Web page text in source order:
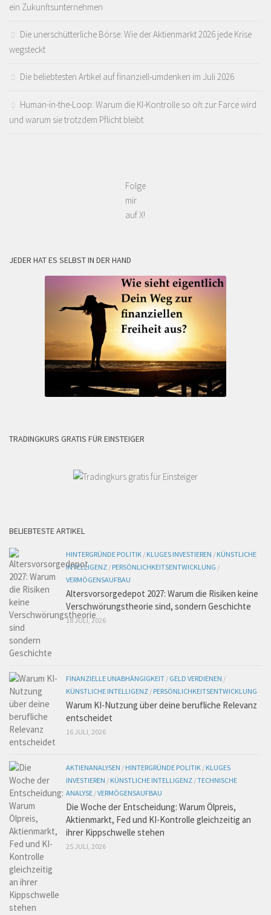
ein Zukunftsunternehmen
Die unerschütterliche Börse: Wie der Aktienmarkt 2026 jede Krise
wegsteckt
Die beliebtesten Artikel auf finanziell-umdenken im Juli 2026
Human-in-the-Loop: Warum die KI-Kontrolle so oft zur Farce wird
und warum sie trotzdem Pflicht bleibt
Folge
mir
auf X!
JEDER HAT ES SELBST IN DER HAND
TRADINGKURS GRATIS FÜR EINSTEIGER
BELIEBTESTE ARTIKEL
HINTERGRÜNDE POLITIK / KLUGES INVESTIEREN / KÜNSTLICHE
INTELLIGENZ / PERSÖNLICHKEITSENTWICKLUNG /
VERMÖGENSAUFBAU
Altersvorsorgedepot 2027: Warum die Risiken keine
Verschwörungstheorie sind, sondern Geschichte
18 JULI, 2026
FINANZIELLE UNABHÄNGIGKEIT / GELD VERDIENEN /
KÜNSTLICHE INTELLIGENZ / PERSÖNLICHKEITSENTWICKLUNG
Warum KI-Nutzung über deine berufliche Relevanz
entscheidet
16 JULI, 2026
AKTIENANALYSEN / HINTERGRÜNDE POLITIK / KLUGES
INVESTIEREN / KÜNSTLICHE INTELLIGENZ /TECHNISCHE
ANALYSE /VERMÖGENSAUFBAU
Die Woche der Entscheidung: Warum Ölpreis,
Aktienmarkt, Fed und KI-Kontrolle gleichzeitig an
ihrer Kippschwelle stehen
25 JULI, 2026